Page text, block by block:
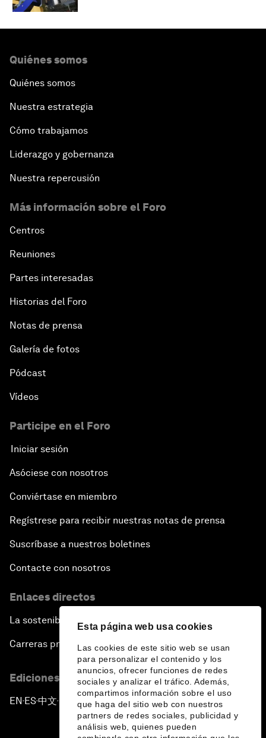
Esta página web usa cookies
Las cookies de este sitio web se usan
para personalizar el contenido y los
anuncios, ofrecer funciones de redes
sociales y analizar el tráfico. Además,
compartimos información sobre el uso
que haga del sitio web con nuestros
partners de redes sociales, publicidad y
análisis web, quienes pueden
Quiénes somos
Quiénes somos
Nuestra estrategia
Cómo trabajamos
Liderazgo y gobernanza
Nuestra repercusión
Más información sobre el Foro
Centros
Reuniones
Partes interesadas
Historias del Foro
Notas de prensa
Galería de fotos
Pódcast
Vídeos
Participe en el Foro
Iniciar sesión
Asóciese con nosotros
Conviértase en miembro
Regístrese para recibir nuestras notas de prensa
Suscríbase a nuestros boletines
Contacte con nosotros
Enlaces directos
La sostenibilidad en el Foro
Carreras profesionales
Ediciones en otros idiomas
EN ▪ES▪中文▪ 日本語